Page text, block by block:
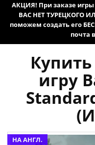
АКЦИЯ! При заказе
ВАС НЕТ ТУРЕЦКОГО
поможем создать его
почта
игру
НА АНГЛ.